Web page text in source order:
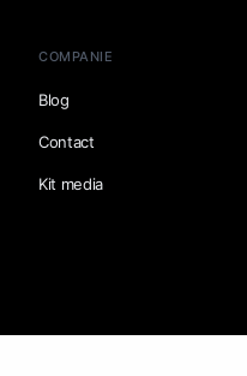
COMPANIE
Blog
Contact
Kit media